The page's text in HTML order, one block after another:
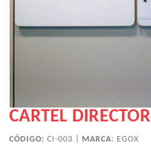
CARTEL DIRECTOR
CÓDIGO: CI-003 | MARCA: EGOX